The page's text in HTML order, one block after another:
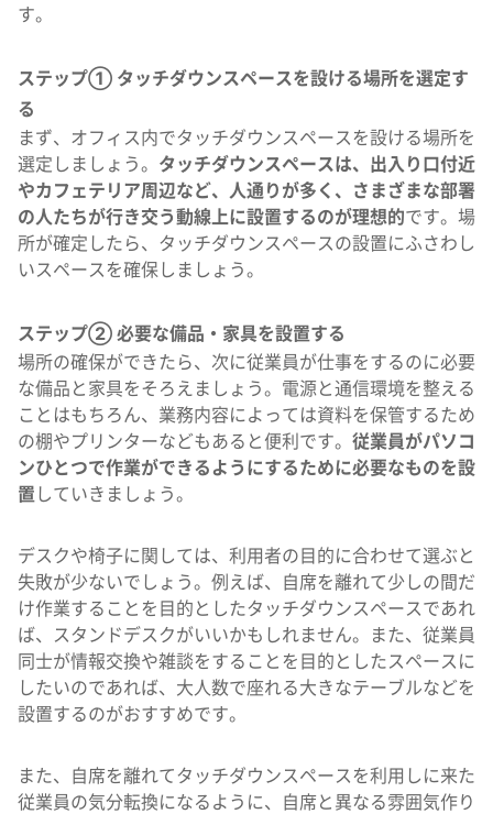
す。
ステップ① タッチダウンスペースを設ける場所を選定す
る
まず、オフィス内でタッチダウンスペースを設ける場所を
選定しましょう。 タッチダウンスペースは、出入り口付近
やカフェテリア周辺など、人通りが多く、さまざまな部署
の人たちが行き交う動線上に設置するのが理想的です。場
所が確定したら、タッチダウンスペースの設置にふさわし
いスペースを確保しましょう。
ステップ② 必要な備品・家具を設置する
場所の確保ができたら、次に従業員が仕事をするのに必要
な備品と家具をそろえましょう。電源と通信環境を整える
ことはもちろん、業務内容によっては資料を保管するため
の棚やプリンターなどもあると便利です。 従業員がパソコ
ンひとつで作業ができるようにするために必要なものを設
置 していきましょう。
デスクや椅子に関しては、利用者の目的に合わせて選ぶと
失敗が少ないでしょう。例えば、自席を離れて少しの間だ
け作業することを目的としたタッチダウンスペースであれ
ば、スタンドデスクがいいかもしれません。また、従業員
同士が情報交換や雑談をすることを目的としたスペースに
したいのであれば、大人数で座れる大きなテーブルなどを
設置するのがおすすめです。
また、自席を離れてタッチダウンスペースを利用しに来た
従業員の気分転換になるように、自席と異なる雰囲気作り